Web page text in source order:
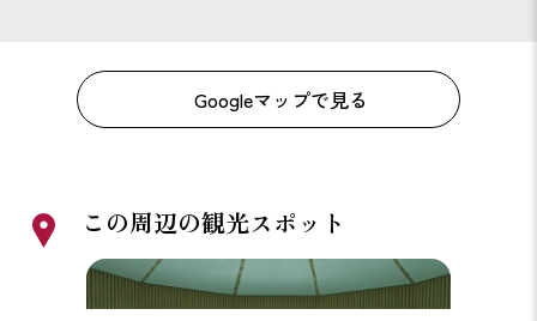
Googleマップで見る
この周辺の観光スポット
えびね温泉